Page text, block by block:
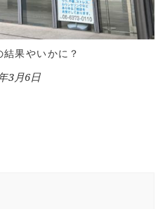
果やいかに？
3月6日